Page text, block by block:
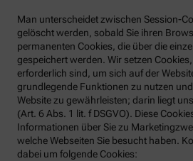
Man unterscheidet zwischen Session-
gelöscht werden, sobald Sie ihren
permanenten Cookies, die über die
gespeichert werden. Wir setzen
erforderlich sind, um sich auf der
grundlegende Funktionen zu nutzen
Website zu gewährleisten; darin liegt
(Art. 6 Abs. 1 lit. f DSGVO). Diese
Informationen über Sie zu
welche Webseiten Sie besucht haben.
dabei um folgende Cookies: